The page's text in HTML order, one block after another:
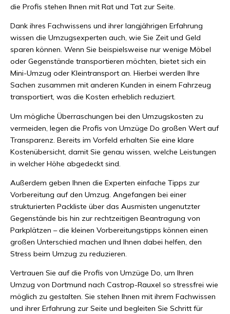
die Profis stehen Ihnen mit Rat und Tat zur Seite.
Dank ihres Fachwissens und ihrer langjährigen Erfahrung
wissen die Umzugsexperten auch, wie Sie Zeit und Geld
sparen können. Wenn Sie beispielsweise nur wenige Möbel
oder Gegenstände transportieren möchten, bietet sich ein
Mini-Umzug oder Kleintransport an. Hierbei werden Ihre
Sachen zusammen mit anderen Kunden in einem Fahrzeug
transportiert, was die Kosten erheblich reduziert.
Um mögliche Überraschungen bei den Umzugskosten zu
vermeiden, legen die Profis von Umzüge Do großen Wert auf
Transparenz. Bereits im Vorfeld erhalten Sie eine klare
Kostenübersicht, damit Sie genau wissen, welche Leistungen
in welcher Höhe abgedeckt sind.
Außerdem geben Ihnen die Experten einfache Tipps zur
Vorbereitung auf den Umzug. Angefangen bei einer
strukturierten Packliste über das Ausmisten ungenutzter
Gegenstände bis hin zur rechtzeitigen Beantragung von
Parkplätzen – die kleinen Vorbereitungstipps können einen
großen Unterschied machen und Ihnen dabei helfen, den
Stress beim Umzug zu reduzieren.
Vertrauen Sie auf die Profis von Umzüge Do, um Ihren
Umzug von Dortmund nach Castrop-Rauxel so stressfrei wie
möglich zu gestalten. Sie stehen Ihnen mit ihrem Fachwissen
und ihrer Erfahrung zur Seite und begleiten Sie Schritt für